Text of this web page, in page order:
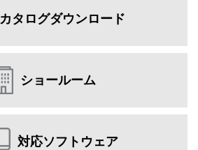
カタログダウンロード
ショールーム
対応ソフトウェア